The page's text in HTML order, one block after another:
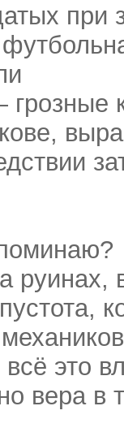
при
руинах,
это
вера в